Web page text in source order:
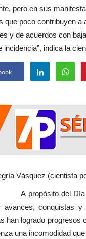
pero en sus
que poco contribuyen
y de acuerdos con
incidencia”, indica la
Vásquez (cientista
del Día
avances, conquistas
han logrado
una incomodidad
deportiva y
y ya proyecta...